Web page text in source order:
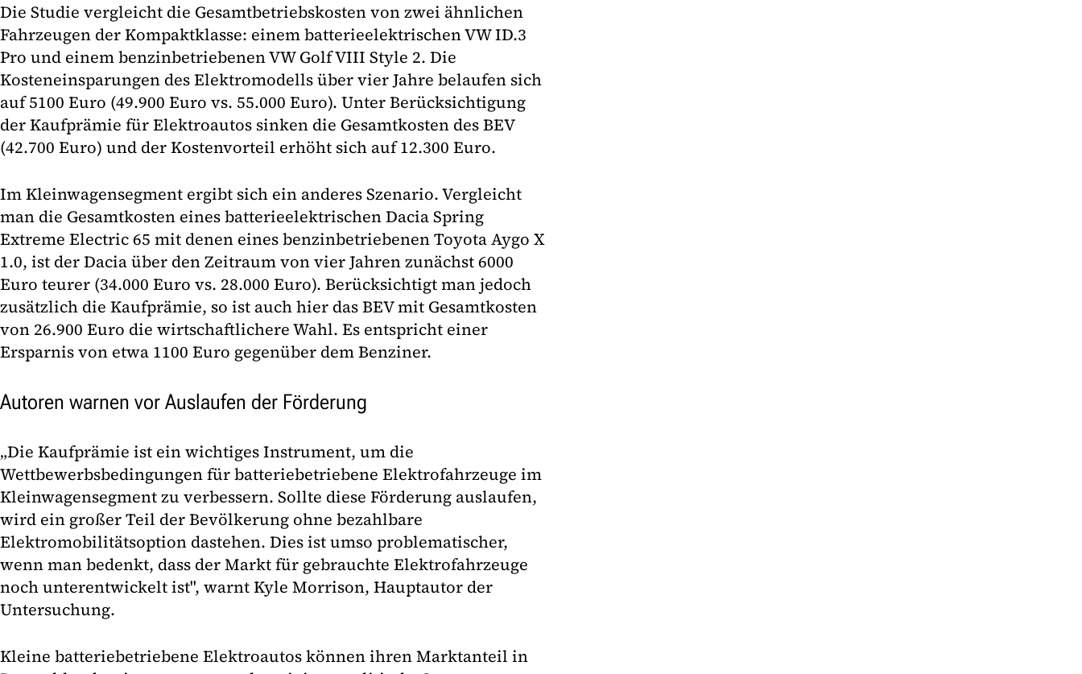
Die Studie vergleicht die Gesamtbetriebskosten von zwei ähnlichen
Fahrzeugen der Kompaktklasse: einem batterieelektrischen VW ID.3
Pro und einem benzinbetriebenen VW Golf VIII Style 2. Die
Kosteneinsparungen des Elektromodells über vier Jahre belaufen sich
auf 5100 Euro (49.900 Euro vs. 55.000 Euro). Unter Berücksichtigung
der Kaufprämie für Elektroautos sinken die Gesamtkosten des BEV
(42.700 Euro) und der Kostenvorteil erhöht sich auf 12.300 Euro.
Im Kleinwagensegment ergibt sich ein anderes Szenario. Vergleicht
man die Gesamtkosten eines batterieelektrischen Dacia Spring
Extreme Electric 65 mit denen eines benzinbetriebenen Toyota Aygo X
1.0, ist der Dacia über den Zeitraum von vier Jahren zunächst 6000
Euro teurer (34.000 Euro vs. 28.000 Euro). Berücksichtigt man jedoch
zusätzlich die Kaufprämie, so ist auch hier das BEV mit Gesamtkosten
von 26.900 Euro die wirtschaftlichere Wahl. Es entspricht einer
Ersparnis von etwa 1100 Euro gegenüber dem Benziner.
Autoren warnen vor Auslaufen der Förderung
„Die Kaufprämie ist ein wichtiges Instrument, um die
Wettbewerbsbedingungen für batteriebetriebene Elektrofahrzeuge im
Kleinwagensegment zu verbessern. Sollte diese Förderung auslaufen,
wird ein großer Teil der Bevölkerung ohne bezahlbare
Elektromobilitätsoption dastehen. Dies ist umso problematischer,
wenn man bedenkt, dass der Markt für gebrauchte Elektrofahrzeuge
noch unterentwickelt ist", warnt Kyle Morrison, Hauptautor der
Untersuchung.
Kleine batteriebetriebene Elektroautos können ihren Marktanteil in